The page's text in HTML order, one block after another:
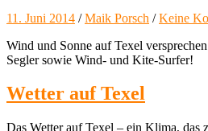
11. Juni 2014 /Maik Porsch /Keine
Wind und Sonne auf Texel
Segler sowie Wind- und Kite-Surfer!
Wetter auf Texel
Das Wetter auf Texel – ein Klima, das